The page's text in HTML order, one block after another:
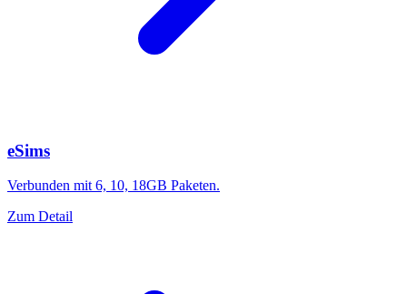
eSims
Verbunden mit 6, 10, 18GB Paketen.
Zum Detail